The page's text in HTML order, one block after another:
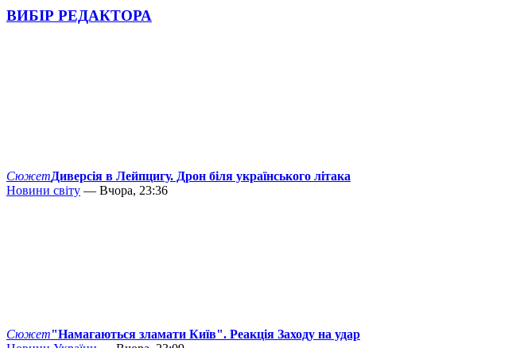
ВИБІР РЕДАКТОРА
СюжетДиверсія в Лейпцигу. Дрон біля українського літака
Новини світу — Вчора, 23:36
Сюжет"Намагаються зламати Київ". Реакція Заходу на удар